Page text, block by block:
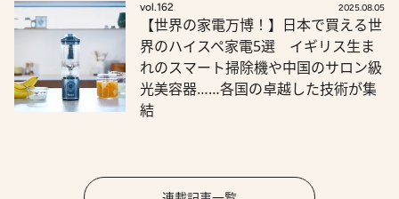
vol.162 2025.08.05
【世界の家電万博！】日本で買える世
界のハイスペ家電5選 イギリス生ま
れのスマート掃除機や中国のサロン級
光美容器……各国の卓越した技術が集
結